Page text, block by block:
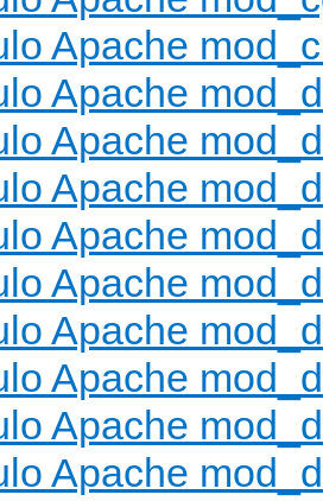
Apache
Apache
Apache
Apache
Apache
Apache
Apache
Apache
Apache
Apache